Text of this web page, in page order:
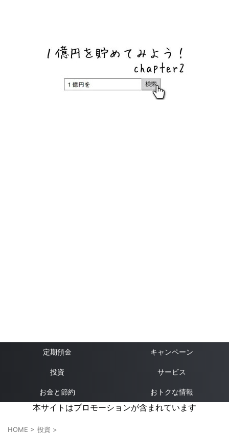
定期預金 キャンペーン
投資 サービス
お金と節約 おトクな情報
本サイトはプロモーションが含まれています
HOME > 投資 >